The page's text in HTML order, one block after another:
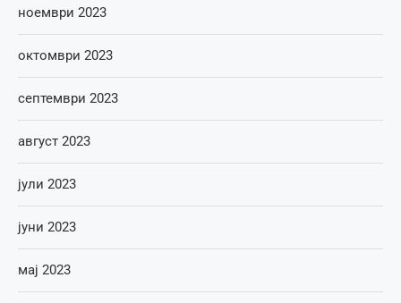
ноември 2023
октомври 2023
септември 2023
август 2023
јули 2023
јуни 2023
мај 2023